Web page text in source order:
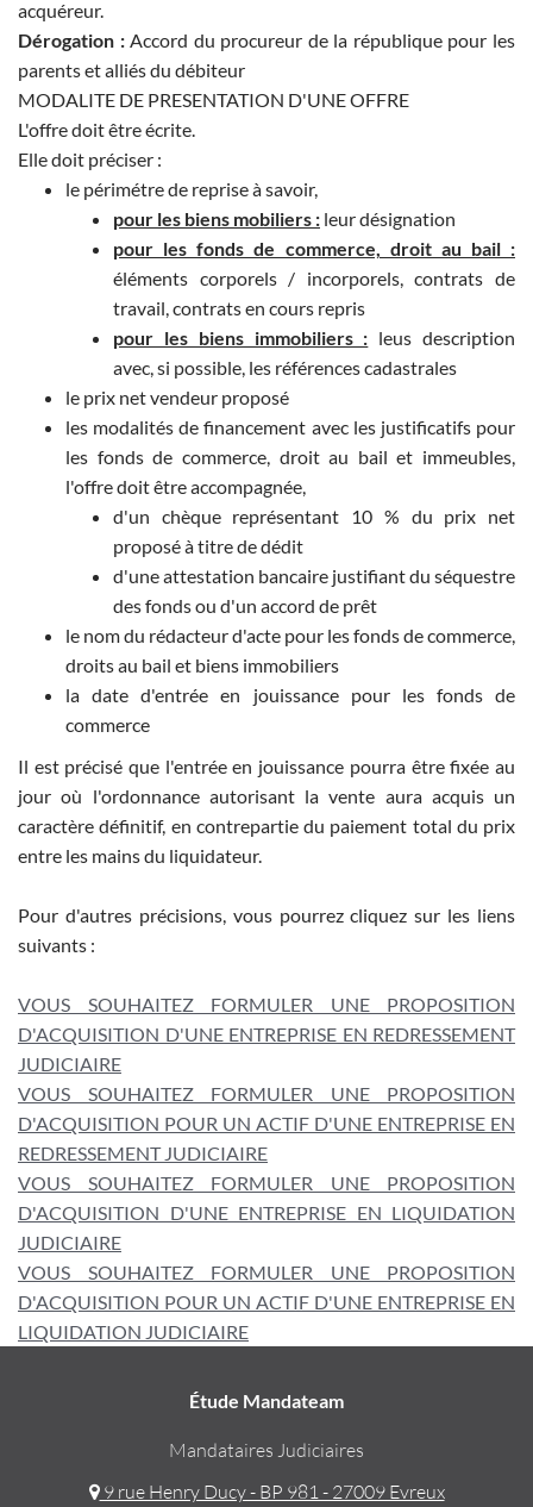
acquéreur.
Dérogation :Accord du procureur de la république pour les
parents et alliés du débiteur
MODALITE DE PRESENTATION D'UNE OFFRE
L'offre doit être écrite.
Elle doit préciser :
le périmétre de reprise à savoir,
pour les biens mobiliers : leur désignation
pour les fonds de commerce, droit au bail :
éléments corporels / incorporels, contrats de
travail, contrats en cours repris
pour les biens immobiliers : leus description
avec, si possible, les références cadastrales
le prix net vendeur proposé
les modalités de financement avec les justificatifs pour
les fonds de commerce, droit au bail et immeubles,
l'offre doit être accompagnée,
d'un chèque représentant 10 % du prix net
proposé à titre de dédit
d'une attestation bancaire justifiant du séquestre
des fonds ou d'un accord de prêt
le nom du rédacteur d'acte pour les fonds de commerce,
droits au bail et biens immobiliers
la date d'entrée en jouissance pour les fonds de
commerce
Il est précisé que l'entrée en jouissance pourra être fixée au
jour où l'ordonnance autorisant la vente aura acquis un
caractère définitif, en contrepartie du paiement total du prix
entre les mains du liquidateur.
Pour d'autres précisions, vous pourrez cliquez sur les liens
suivants :
VOUS SOUHAITEZ FORMULER UNE PROPOSITION
D'ACQUISITION D'UNE ENTREPRISE EN REDRESSEMENT
JUDICIAIRE
VOUS SOUHAITEZ FORMULER UNE PROPOSITION
D'ACQUISITION POUR UN ACTIF D'UNE ENTREPRISE EN
REDRESSEMENT JUDICIAIRE
VOUS SOUHAITEZ FORMULER UNE PROPOSITION
D'ACQUISITION D'UNE ENTREPRISE EN LIQUIDATION
JUDICIAIRE
VOUS SOUHAITEZ FORMULER UNE PROPOSITION
D'ACQUISITION POUR UN ACTIF D'UNE ENTREPRISE EN
LIQUIDATION JUDICIAIRE
Étude Mandateam
Mandataires Judiciaires
9 rue Henry Ducy - BP 981 - 27009 Evreux